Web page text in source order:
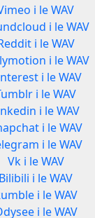
i le WAV
i le WAV
i le WAV
i le WAV
i le WAV
i le WAV
i le WAV
i le WAV
i le WAV
Vk i le WAV
Bilibili i le WAV
i le WAV
i le WAV